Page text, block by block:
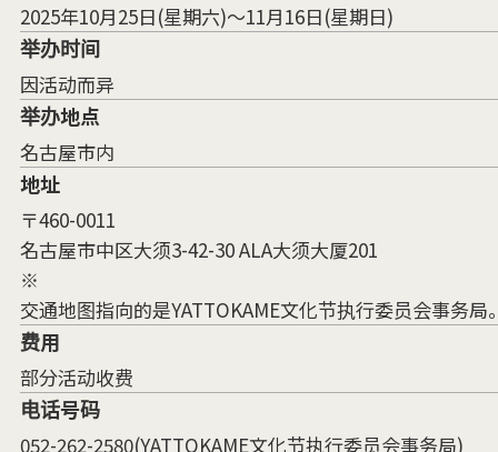
2025年10月25日(星期六)～11月16日(星期日)
举办时间
因活动而异
举办地点
名古屋市内
地址
〒460-0011
名古屋市中区大须3-42-30 ALA大须大厦201
※
交通地图指向的是YATTOKAME文化节执行委员会事务局
费用
部分活动收费
电话号码
052-262-2580(YATTOKAME文化节执行委员会事务局)